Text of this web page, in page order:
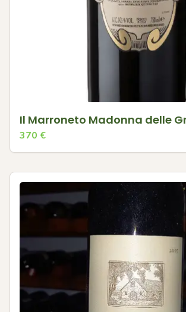
Il Marroneto Madonna delle
370 €